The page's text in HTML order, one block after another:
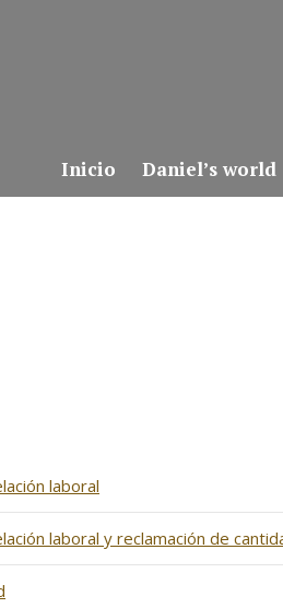
Inicio Daniel’s world
laboral
laboral y reclamación de